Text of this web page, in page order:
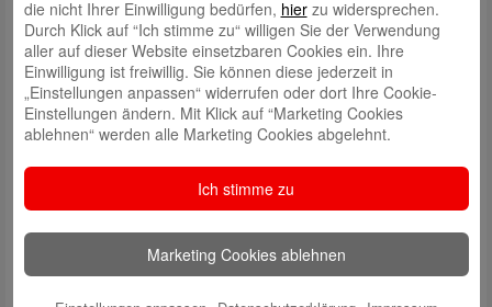
Die Deutsche Teddy-Stiftung wurde 1998 als Sektion von Good Bears of
the World gegründet. Sie hat bis jetzt mehr als 185.000 Teddybären an
Kinder in Not in ganz Deutschland verteilt. In knapp 400 Städten,
Gemeinden und Landkreisen kommen sie zum Einsatz.
(Auf dem Foto v.l.n.r.: Silvia Bast, Förderverein für polizeiliche
Vorstandsvorsitzender der Weser-Elbe Sparkasse und Stadtrat Jörn
Hoffmann, Dezernent der Feuerwehr Bremerhaven)
die nicht Ihrer Einwilligung bedürfen, hierzu widersprechen.
Durch Klick auf “Ich stimme zu“ willigen Sie der Verwendung
aller auf dieser Website einsetzbaren Cookies ein. Ihre
Einwilligung ist freiwillig. Sie können diese jederzeit in
„Einstellungen anpassen“ widerrufen oder dort Ihre Cookie-
Einstellungen ändern. Mit Klick auf “Marketing Cookies
ablehnen“ werden alle Marketing Cookies abgelehnt.
Ich stimme zu
Marketing Cookies ablehnen